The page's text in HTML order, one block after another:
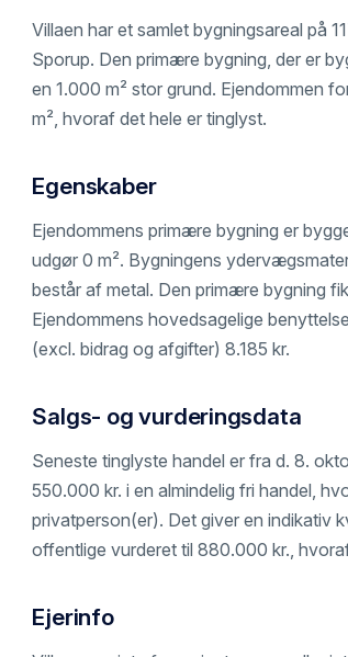
Villaen har et samlet bygningsareal på
Sporup. Den primære bygning, der er
en 1.000 m² stor grund. Ejendommen
m², hvoraf det hele er tinglyst.
Egenskaber
Ejendommens primære bygning er
udgør 0 m². Bygningens
består af metal. Den primære bygning
Ejendommens hovedsagelige
(excl. bidrag og afgifter) 8.185 kr.
Salgs- og vurderingsdata
Seneste tinglyste handel er fra d. 8.
550.000 kr. i en almindelig fri handel,
privatperson(er). Det giver en indikativ
offentlige vurderet til 880.000 kr.,
Ejerinfo